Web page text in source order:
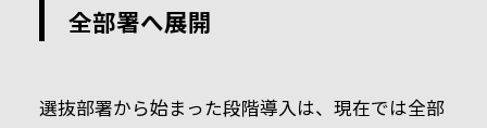
全部署へ展開
選抜部署から始まった段階導入は、現在では全部